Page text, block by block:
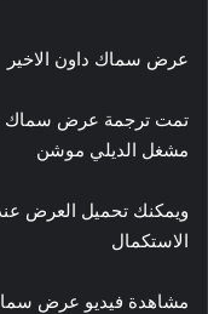
عرض سماك داون الاخير
تمت ترجمة عرض سماك
مشغل الديلي موشن
ويمكنك تحميل العرض
الاستكمال
مشاهدة فيديو عرض سماك داون الاخير